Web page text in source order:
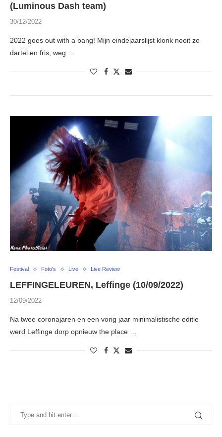
(Luminous Dash team)
30/12/2022
2022 goes out with a bang! Mijn eindejaarslijst klonk nooit zo
dartel en fris, weg …
Festival Foto's Live Live Review
LEFFINGELEUREN, Leffinge (10/09/2022)
12/09/2022
Na twee coronajaren en een vorig jaar minimalistische editie
werd Leffinge dorp opnieuw the place …